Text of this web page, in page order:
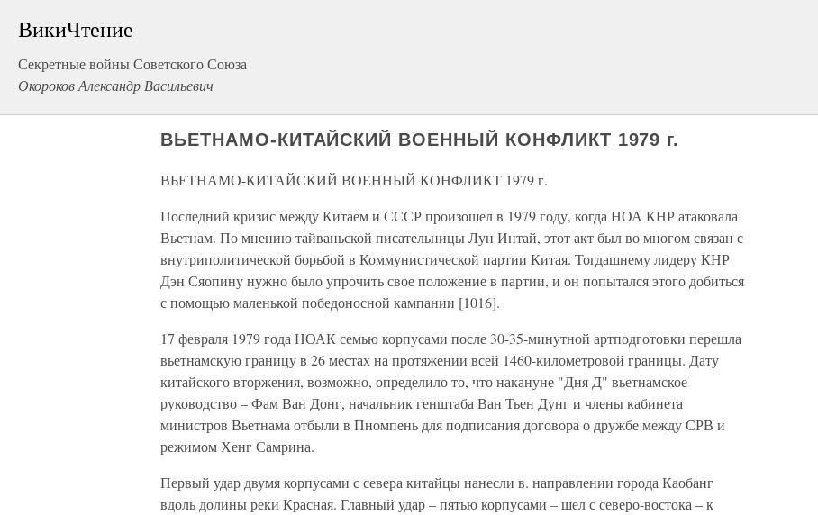
ВикиЧтение
Секретные войны Советского Союза
Окороков Александр Васильевич
ВЬЕТНАМО-КИТАЙСКИЙ ВОЕННЫЙ КОНФЛИКТ 1979 г.
ВЬЕТНАМО-КИТАЙСКИЙ ВОЕННЫЙ КОНФЛИКТ 1979 г.
Последний кризис между Китаем и СССР произошел в 1979 году, когда НОА КНР атаковала
Вьетнам. По мнению тайваньской писательницы Лун Интай, этот акт был во многом связан с
внутриполитической борьбой в Коммунистической партии Китая. Тогдашнему лидеру КНР
Дэн Сяопину нужно было упрочить свое положение в партии, и он попытался этого добиться
с помощью маленькой победоносной кампании [1016].
17 февраля 1979 года НОАК семью корпусами после 30-35-минутной артподготовки перешла
вьетнамскую границу в 26 местах на протяжении всей 1460-километровой границы. Дату
китайского вторжения, возможно, определило то, что накануне "Дня Д" вьетнамское
руководство – Фам Ван Донг, начальник генштаба Ван Тьен Дунг и члены кабинета
министров Вьетнама отбыли в Пномпень для подписания договора о дружбе между СРВ и
режимом Хенг Самрина.
Первый удар двумя корпусами с севера китайцы нанесли в. направлении города Каобанг
вдоль долины реки Красная. Главный удар – пятью корпусами – шел с северо-востока – к